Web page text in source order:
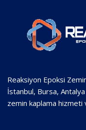
Reaksiyon Epoksi
İstanbul, Bursa,
zemin kaplama